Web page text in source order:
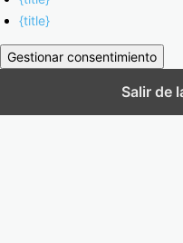
{title}
Gestionar consentimiento
Salir de